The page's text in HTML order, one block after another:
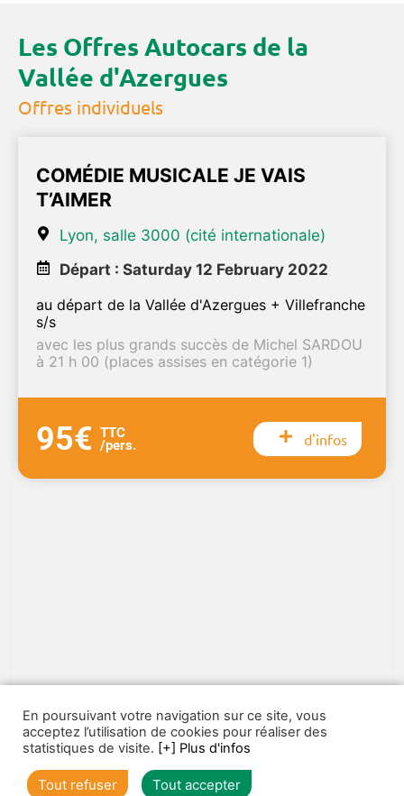
Les Offres Autocars de la
Vallée d'Azergues
Offres individuels
COMÉDIE MUSICALE JE VAIS
T’AIMER
Lyon, salle 3000 (cité internationale)
Départ : Saturday 12 February 2022
au départ de la Vallée d'Azergues + Villefranche
s/s
avec les plus grands succès de Michel SARDOU
à 21 h 00 (places assises en catégorie 1)
95€ TTC
/pers. d'infos
En poursuivant votre navigation sur ce site, vous
acceptez l’utilisation de cookies pour réaliser des
statistiques de visite. [+] Plus d'infos
Tout refuser Tout accepter